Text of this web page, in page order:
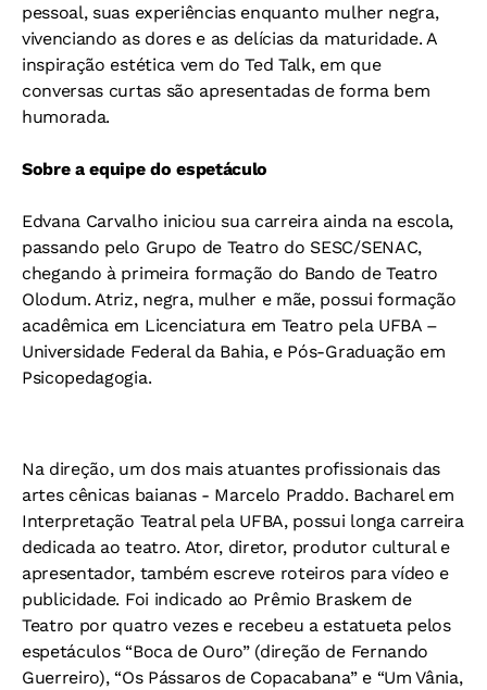
pessoal, suas experiências enquanto mulher negra,
vivenciando as dores e as delícias da maturidade. A
inspiração estética vem do Ted Talk, em que
conversas curtas são apresentadas de forma bem
humorada.
Sobre a equipe do espetáculo
Edvana Carvalho iniciou sua carreira ainda na escola,
passando pelo Grupo de Teatro do SESC/SENAC,
chegando à primeira formação do Bando de Teatro
Olodum. Atriz, negra, mulher e mãe, possui formação
acadêmica em Licenciatura em Teatro pela UFBA –
Universidade Federal da Bahia, e Pós-Graduação em
Psicopedagogia.
Na direção, um dos mais atuantes profissionais das
artes cênicas baianas - Marcelo Praddo. Bacharel em
Interpretação Teatral pela UFBA, possui longa carreira
dedicada ao teatro. Ator, diretor, produtor cultural e
apresentador, também escreve roteiros para vídeo e
publicidade. Foi indicado ao Prêmio Braskem de
Teatro por quatro vezes e recebeu a estatueta pelos
espetáculos “Boca de Ouro” (direção de Fernando
Guerreiro), “Os Pássaros de Copacabana” e “Um Vânia,